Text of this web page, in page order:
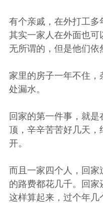
有个亲戚，在外打工多
其实一家人在外面也
无所谓的，但是他们依
家里的房子一年不住，
处漏水。
回家的第一件事，就
顶，辛辛苦苦好几天
开。
而且一家四个人，回
的路费都花几千。回家
这样算起来，过个年几